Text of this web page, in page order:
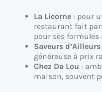
La Licorne : pour
restaurant fait
pour ses formules
Saveurs d’Ailleurs
généreuse à prix
Chez Da Lou :
maison, souvent